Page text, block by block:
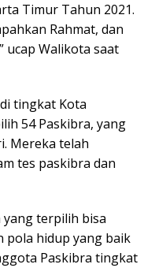
Timur Tahun 2021.
Rahmat, dan
ucap Walikota saat
tingkat Kota
54 Paskibra, yang
Mereka telah
tes paskibra dan
terpilih bisa
pola hidup yang baik
Paskibra tingkat